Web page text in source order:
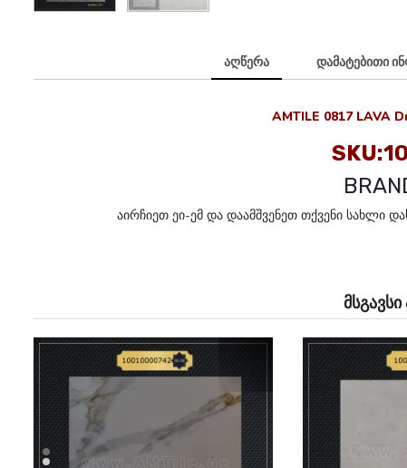
აღწერა დამატებითი
AMTILE 0817 LAVA
აირჩიეთ ეი-ემ და დაამშვენეთ თქვენი სახლი